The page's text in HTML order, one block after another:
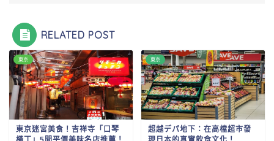
RELATED POST
東京
東京迷宮美食！吉祥寺「口琴
東京
超越デパ地下：在高檔超市發